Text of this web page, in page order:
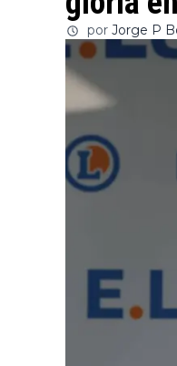
por Jorge P